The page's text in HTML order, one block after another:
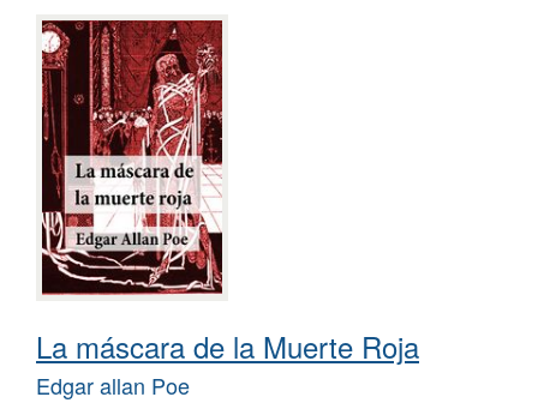
La máscara de la Muerte Roja
Edgar allan Poe